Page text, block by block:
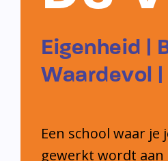
Eigenheid |
Waardevol
Een school waar
gewerkt wordt